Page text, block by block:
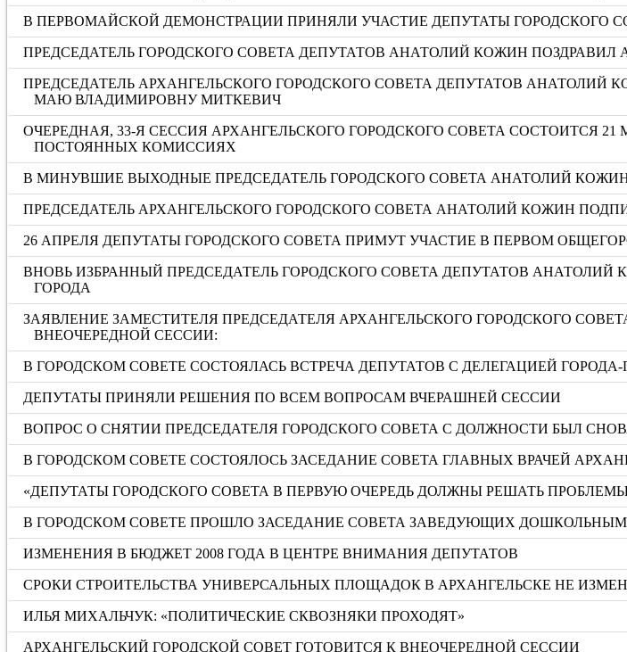
В ПЕРВОМАЙСКОЙ ДЕМОНСТРАЦИИ ПРИНЯЛИ УЧАСТИЕ ДЕПУТАТЫ ГОРОДСКОГО
ПРЕДСЕДАТЕЛЬ ГОРОДСКОГО СОВЕТА ДЕПУТАТОВ АНАТОЛИЙ КОЖИН ПОЗДРАВИЛ
ПРЕДСЕДАТЕЛЬ АРХАНГЕЛЬСКОГО ГОРОДСКОГО СОВЕТА ДЕПУТАТОВ АНАТОЛИЙ
МАЮ ВЛАДИМИРОВНУ МИТКЕВИЧ
ОЧЕРЕДНАЯ, 33-Я СЕССИЯ АРХАНГЕЛЬСКОГО ГОРОДСКОГО СОВЕТА СОСТОИТСЯ
ПОСТОЯННЫХ КОМИССИЯХ
В МИНУВШИЕ ВЫХОДНЫЕ ПРЕДСЕДАТЕЛЬ ГОРОДСКОГО СОВЕТА АНАТОЛИЙ
ПРЕДСЕДАТЕЛЬ АРХАНГЕЛЬСКОГО ГОРОДСКОГО СОВЕТА АНАТОЛИЙ КОЖИН
26 АПРЕЛЯ ДЕПУТАТЫ ГОРОДСКОГО СОВЕТА ПРИМУТ УЧАСТИЕ В ПЕРВОМ
ВНОВЬ ИЗБРАННЫЙ ПРЕДСЕДАТЕЛЬ ГОРОДСКОГО СОВЕТА ДЕПУТАТОВ
ГОРОДА
ЗАЯВЛЕНИЕ ЗАМЕСТИТЕЛЯ ПРЕДСЕДАТЕЛЯ АРХАНГЕЛЬСКОГО ГОРОДСКОГО
ВНЕОЧЕРЕДНОЙ СЕССИИ:
В ГОРОДСКОМ СОВЕТЕ СОСТОЯЛАСЬ ВСТРЕЧА ДЕПУТАТОВ С ДЕЛЕГАЦИЕЙ
ДЕПУТАТЫ ПРИНЯЛИ РЕШЕНИЯ ПО ВСЕМ ВОПРОСАМ ВЧЕРАШНЕЙ СЕССИИ
ВОПРОС О СНЯТИИ ПРЕДСЕДАТЕЛЯ ГОРОДСКОГО СОВЕТА С ДОЛЖНОСТИ БЫЛ
В ГОРОДСКОМ СОВЕТЕ СОСТОЯЛОСЬ ЗАСЕДАНИЕ СОВЕТА ГЛАВНЫХ ВРАЧЕЙ
«ДЕПУТАТЫ ГОРОДСКОГО СОВЕТА В ПЕРВУЮ ОЧЕРЕДЬ ДОЛЖНЫ РЕШАТЬ
В ГОРОДСКОМ СОВЕТЕ ПРОШЛО ЗАСЕДАНИЕ СОВЕТА ЗАВЕДУЮЩИХ
ИЗМЕНЕНИЯ В БЮДЖЕТ 2008 ГОДА В ЦЕНТРЕ ВНИМАНИЯ ДЕПУТАТОВ
СРОКИ СТРОИТЕЛЬСТВА УНИВЕРСАЛЬНЫХ ПЛОЩАДОК В АРХАНГЕЛЬСКЕ НЕ
ИЛЬЯ МИХАЛЬЧУК: «ПОЛИТИЧЕСКИЕ СКВОЗНЯКИ ПРОХОДЯТ»
АРХАНГЕЛЬСКИЙ ГОРОДСКОЙ СОВЕТ ГОТОВИТСЯ К ВНЕОЧЕРЕДНОЙ СЕССИИ